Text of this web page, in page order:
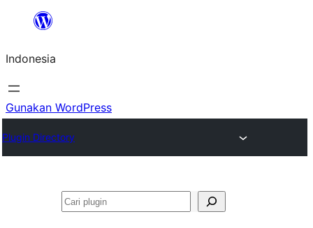
Lewati
konten
Indonesia
Gunakan WordPress
Plugin Directory
Cari